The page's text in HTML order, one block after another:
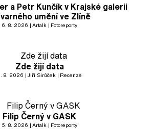
a Petr Kunčík v Krajské galerii
umění ve Zlíně
6. 8. 2026 Artalk Fotoreporty
Zde žijí data
8. 2026 Jiří Sirůček Recenze
Filip Černý v GASK
5. 8. 2026 Artalk Fotoreporty